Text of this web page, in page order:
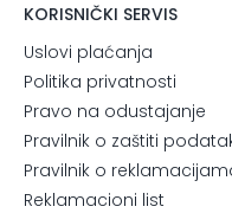
KORISNIČKI SERVIS
Uslovi plaćanja
Politika privatnosti
Pravo na odustajanje
Pravilnik o zaštiti
Pravilnik o
Reklamacioni list